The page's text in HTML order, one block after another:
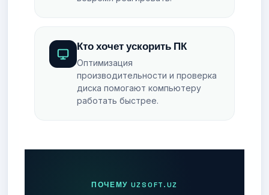
Кто хочет ускорить ПК
Оптимизация
производительности и проверка
диска помогают компьютеру
работать быстрее.
ПОЧЕМУ UZSOFT.UZ